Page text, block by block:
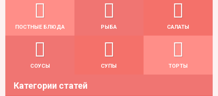
ПОСТНЫЕ БЛЮДА РЫБА САЛАТЫ
СОУСЫ СУПЫ ТОРТЫ
Категории статей